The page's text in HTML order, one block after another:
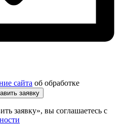
сайта об обработке
заявку», вы соглашаетесь с